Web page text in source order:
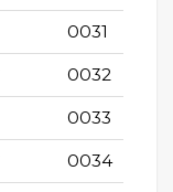
0031
0032
0033
0034